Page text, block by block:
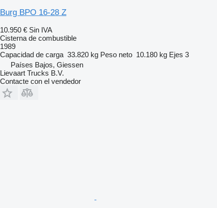
Burg BPO 16-28 Z
10.950 € Sin IVA
Cisterna de combustible
1989
Capacidad de carga 33.820 kg Peso neto 10.180 kg Ejes 3
Países Bajos, Giessen
Lievaart Trucks B.V.
Contacte con el vendedor